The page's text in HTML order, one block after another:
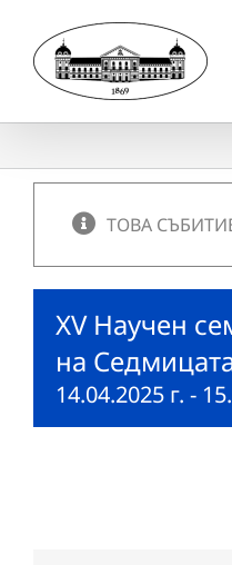
content
ТОВА
ХV Научен
на
14.04.2025 г. -